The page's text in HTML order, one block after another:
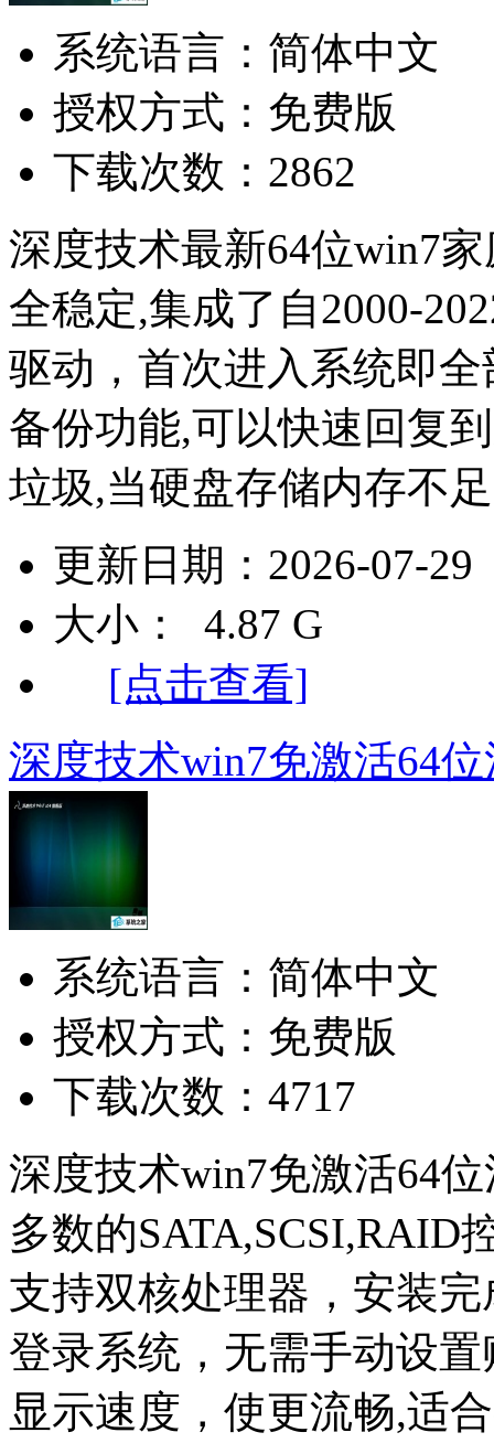
系统语言：简体中文
授权方式：免费版
下载次数：2862
深度技术最新64位win7
全稳定,集成了自2000-
驱动，首次进入系统即
备份功能,可以快速回复
垃圾,当硬盘存储内存不
更新日期：2026-07-29
大小： 4.87 G
[点击查看]
深度技术win7免激活64
系统语言：简体中文
授权方式：免费版
下载次数：4717
深度技术win7免激活64
多数的SATA,SCSI,RAID
支持双核处理器，安装
登录系统，无需手动设
显示速度，使更流畅,适